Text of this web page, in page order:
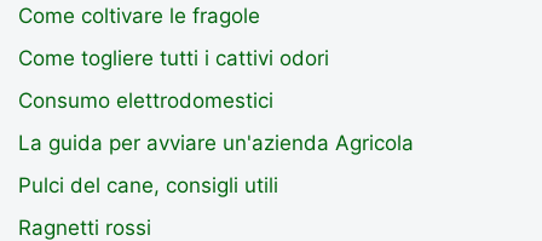
Come coltivare le fragole
Come togliere tutti i cattivi odori
Consumo elettrodomestici
La guida per avviare un'azienda Agricola
Pulci del cane, consigli utili
Ragnetti rossi